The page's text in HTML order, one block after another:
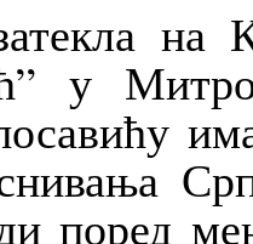
на
у
поред